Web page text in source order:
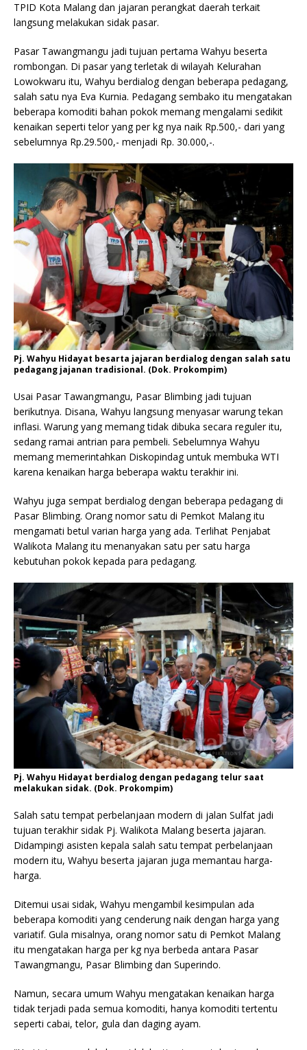
TPID Kota Malang dan jajaran perangkat daerah terkait
langsung melakukan sidak pasar.
Pasar Tawangmangu jadi tujuan pertama Wahyu beserta
rombongan. Di pasar yang terletak di wilayah Kelurahan
Lowokwaru itu, Wahyu berdialog dengan beberapa pedagang,
salah satu nya Eva Kurnia. Pedagang sembako itu mengatakan
beberapa komoditi bahan pokok memang mengalami sedikit
kenaikan seperti telor yang per kg nya naik Rp.500,- dari yang
sebelumnya Rp.29.500,- menjadi Rp. 30.000,-.
Pj. Wahyu Hidayat besarta jajaran berdialog dengan salah satu
pedagang jajanan tradisional. (Dok. Prokompim)
Usai Pasar Tawangmangu, Pasar Blimbing jadi tujuan
berikutnya. Disana, Wahyu langsung menyasar warung tekan
inflasi. Warung yang memang tidak dibuka secara reguler itu,
sedang ramai antrian para pembeli. Sebelumnya Wahyu
memang memerintahkan Diskopindag untuk membuka WTI
karena kenaikan harga beberapa waktu terakhir ini.
Wahyu juga sempat berdialog dengan beberapa pedagang di
Pasar Blimbing. Orang nomor satu di Pemkot Malang itu
mengamati betul varian harga yang ada. Terlihat Penjabat
Walikota Malang itu menanyakan satu per satu harga
kebutuhan pokok kepada para pedagang.
Pj. Wahyu Hidayat berdialog dengan pedagang telur saat
melakukan sidak. (Dok. Prokompim)
Salah satu tempat perbelanjaan modern di jalan Sulfat jadi
tujuan terakhir sidak Pj. Walikota Malang beserta jajaran.
Didampingi asisten kepala salah satu tempat perbelanjaan
modern itu, Wahyu beserta jajaran juga memantau harga-
harga.
Ditemui usai sidak, Wahyu mengambil kesimpulan ada
beberapa komoditi yang cenderung naik dengan harga yang
variatif. Gula misalnya, orang nomor satu di Pemkot Malang
itu mengatakan harga per kg nya berbeda antara Pasar
Tawangmangu, Pasar Blimbing dan Superindo.
Namun, secara umum Wahyu mengatakan kenaikan harga
tidak terjadi pada semua komoditi, hanya komoditi tertentu
seperti cabai, telor, gula dan daging ayam.